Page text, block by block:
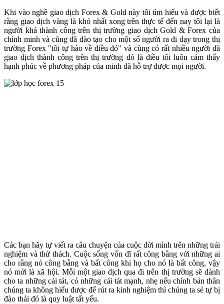
Khi vào nghề giao dịch Forex & Gold này tôi tìm hiểu và được biết
rằng giao dịch vàng là khó nhất xong trên thực tế đến nay tôi lại là
người khá thành công trên thị trường giao dịch Gold & Forex của
chính minh và cũng đã đào tạo cho một số người ra đi dạy trong thị
trường Forex "tôi tự hào về điều đó" và cũng có rất nhiều người đã
giao dịch thành công trên thị trường đò là điều tôi luôn cảm thấy
hạnh phúc về phương pháp của minh đã hỗ trợ được mọi người.
Các bạn hãy tự viết ra câu chuyện của cuộc đời mình trên những trải
nghiệm và thử thách. Cuộc sống vốn dĩ rất công bằng với những ai
cho rằng nó công bằng và bất công khi họ cho nó là bất công, vậy
nó mới là xã hội. Mỗi một giao dịch qua đi trên thị trường sẽ dành
cho ta những cái tát, có những cái tát mạnh, nhẹ nếu chính bản thân
chúng ta không hiểu được để rút ra kinh nghiệm thì chúng ta sẻ tự bị
đào thải đó là quy luật tất yếu.